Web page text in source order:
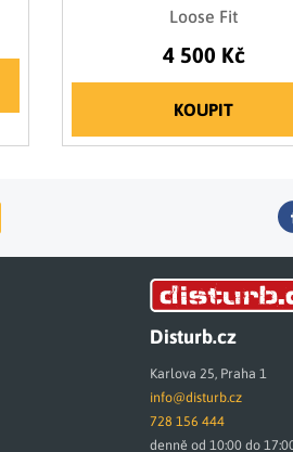
Loose Fit
4 500 Kč
KOUPIT
Disturb.cz
Karlova 25, Praha 1
info@disturb.cz
728 156 444
denně od 10:00 do